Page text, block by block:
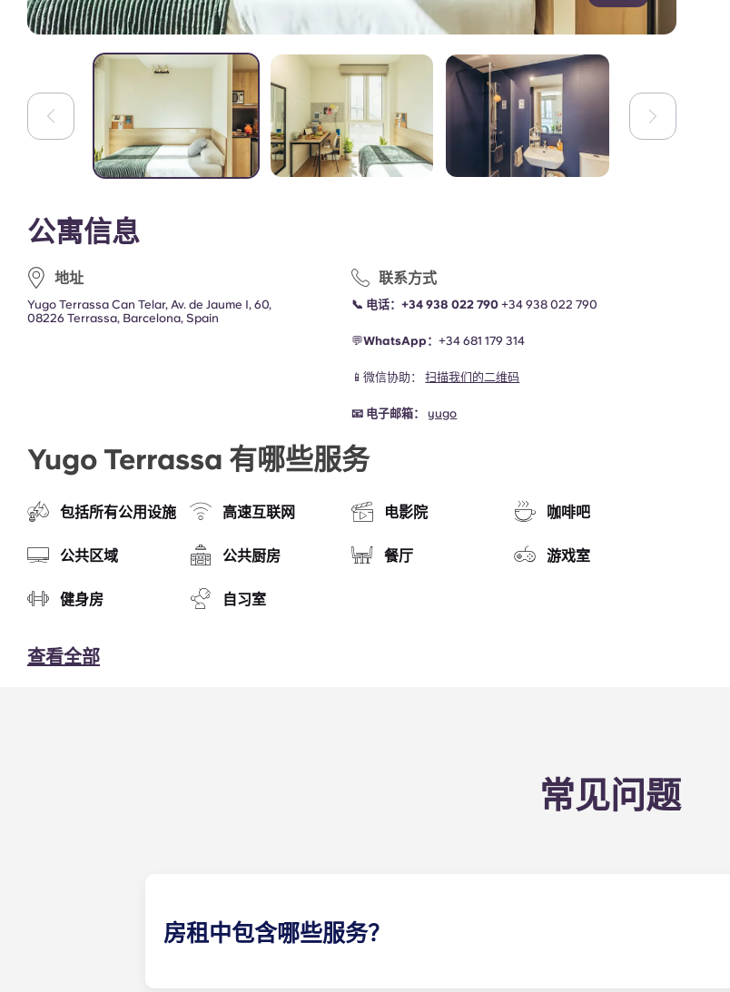
公寓信息
地址
Yugo Terrassa Can Telar, Av. de Jaume I, 60,
08226 Terrassa, Barcelona, Spain
联系方式
📞 电话：+34 938 022 790 +34 938 022 790
💬WhatsApp：+34 681 179 314
📱微信协助：扫描我们的二维码
📧 电子邮箱： yugo
Yugo Terrassa 有哪些服务
包括所有公用设施 高速互联网 电影院 咖啡吧
公共区域 公共厨房 餐厅 游戏室
健身房 自习室
查看全部
常见问题
房租中包含哪些服务？